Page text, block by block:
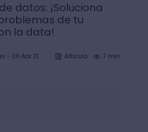
datos: ¡Soluciona
de tu
la data!
- 06 Abr 21 Articulo 7 min.